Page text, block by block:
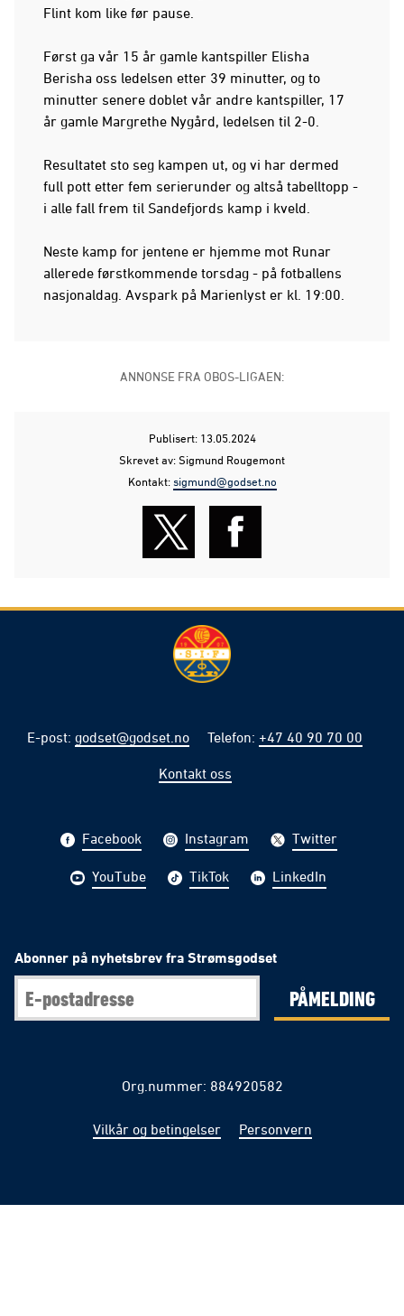
Flint kom like før pause.
Først ga vår 15 år gamle kantspiller Elisha
Berisha oss ledelsen etter 39 minutter, og to
minutter senere doblet vår andre kantspiller, 17
år gamle Margrethe Nygård, ledelsen til 2-0.
Resultatet sto seg kampen ut, og vi har dermed
full pott etter fem serierunder og altså tabelltopp -
i alle fall frem til Sandefjords kamp i kveld.
Neste kamp for jentene er hjemme mot Runar
allerede førstkommende torsdag - på fotballens
nasjonaldag. Avspark på Marienlyst er kl. 19:00.
ANNONSE FRA OBOS-LIGAEN:
Publisert: 13.05.2024
Skrevet av: Sigmund Rougemont
Kontakt:sigmund@godset.no
E-post: godset@godset.no Telefon: +47 40 90 70 00
Kontakt oss
Facebook Instagram Twitter
YouTube TikTok LinkedIn
Abonner på nyhetsbrev fra Strømsgodset
PÅMELDING
Org.nummer: 884920582
Vilkår og betingelser Personvern